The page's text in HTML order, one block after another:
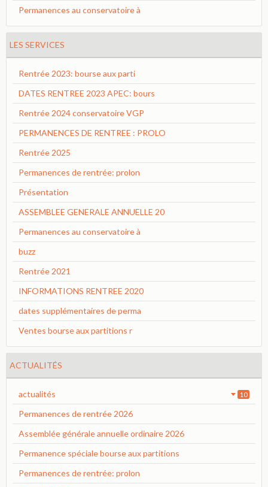
Permanences au conservatoire à
LES SERVICES
Rentrée 2023: bourse aux parti
DATES RENTREE 2023 APEC: bours
Rentrée 2024 conservatoire VGP
PERMANENCES DE RENTREE : PROLO
Rentrée 2025
Permanences de rentrée: prolon
Présentation
ASSEMBLEE GENERALE ANNUELLE 20
Permanences au conservatoire à
buzz
Rentrée 2021
INFORMATIONS RENTREE 2020
dates supplémentaires de perma
Ventes bourse aux partitions r
ACTUALITÉS
actualités 10
Permanences de rentrée 2026
Assemblée générale annuelle ordinaire 2026
Permanence spéciale bourse aux partitions
Permanences de rentrée: prolon